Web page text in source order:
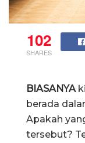
102
SHARES
BIASANYA
berada
Apakah
tersebut?